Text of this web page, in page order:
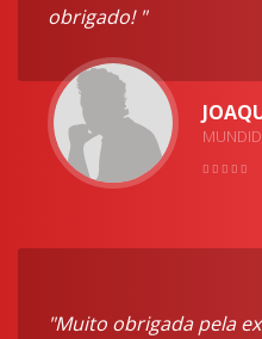
obrigado! "
"Muito obrigada pela